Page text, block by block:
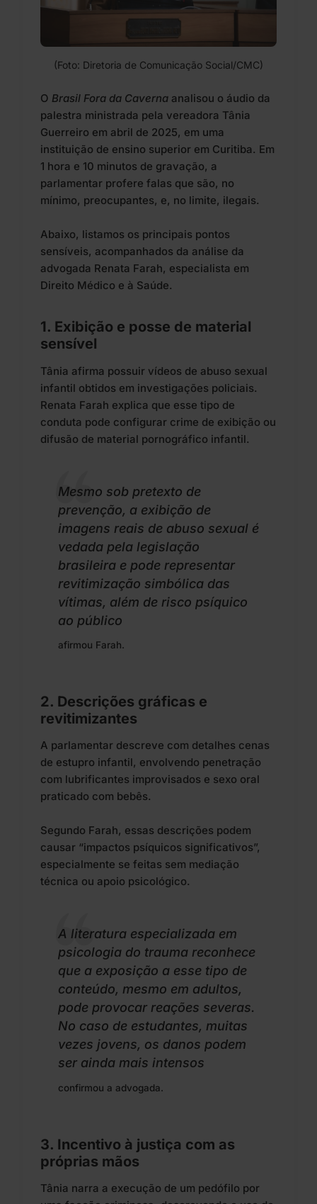
(Foto: Diretoria de Comunicação Social/CMC)
O Brasil Fora da Caverna analisou o áudio da
palestra ministrada pela vereadora Tânia
Guerreiro em abril de 2025, em uma
instituição de ensino superior em Curitiba. Em
1 hora e 10 minutos de gravação, a
parlamentar profere falas que são, no
mínimo, preocupantes, e, no limite, ilegais.
Abaixo, listamos os principais pontos
sensíveis, acompanhados da análise da
advogada Renata Farah, especialista em
Direito Médico e à Saúde.
1. Exibição e posse de material
sensível
Tânia afirma possuir vídeos de abuso sexual
infantil obtidos em investigações policiais.
Renata Farah explica que esse tipo de
conduta pode configurar crime de exibição ou
difusão de material pornográfico infantil.
Mesmo sob pretexto de
prevenção, a exibição de
imagens reais de abuso sexual é
vedada pela legislação
brasileira e pode representar
revitimização simbólica das
vítimas, além de risco psíquico
ao público
afirmou Farah.
2. Descrições gráficas e
revitimizantes
A parlamentar descreve com detalhes cenas
de estupro infantil, envolvendo penetração
com lubrificantes improvisados e sexo oral
praticado com bebês.
Segundo Farah, essas descrições podem
causar “impactos psíquicos significativos”,
especialmente se feitas sem mediação
técnica ou apoio psicológico.
A literatura especializada em
psicologia do trauma reconhece
que a exposição a esse tipo de
conteúdo, mesmo em adultos,
pode provocar reações severas.
No caso de estudantes, muitas
vezes jovens, os danos podem
ser ainda mais intensos
confirmou a advogada.
3. Incentivo à justiça com as
próprias mãos
Tânia narra a execução de um pedófilo por